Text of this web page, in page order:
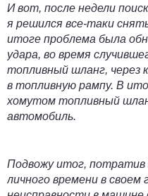
И вот, после недели
я решился все-таки
итоге проблема была
удара, во время
топливный шланг, через
в топливную рампу. В
хомутом топливный
автомобиль.
Подвожу итог, потратив
личного времени в своем